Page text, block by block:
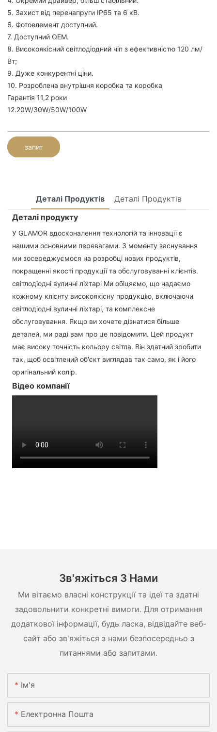
5. Захист від перенапруги IP65 та 6 кВ.
6. Фотоелемент доступний.
7. Доступний OEM.
8. Високоякісний світлодіодний чіп з ефективністю 120 лм/
Вт;
9. Дуже конкурентні ціни.
10. Розроблена внутрішня коробка та коробка
Гарантія 11,2 роки
12.20W/30W/50W/100W
запит
Деталі Продуктів
Деталі Продуктів
Деталі продукту
У GLAMOR вдосконалення технологій та інновації є
нашими основними перевагами. З моменту заснування
ми зосереджуємося на розробці нових продуктів,
покращенні якості продукції та обслуговуванні клієнтів.
світлодіодні вуличні ліхтарі Ми обіцяємо, що надаємо
кожному клієнту високоякісну продукцію, включаючи
світлодіодні вуличні ліхтарі, та комплексне
обслуговування. Якщо ви хочете дізнатися більше
деталей, ми раді вам про це повідомити. Цей продукт
має високу точність кольору світла. Він здатний зробити
так, щоб освітлений об'єкт виглядав так само, як і його
оригінальний колір.
Відео компанії
Зв'яжіться З Нами
Ми вітаємо власні конструкції та ідеї та здатні
задовольнити конкретні вимоги. Для отримання
додаткової інформації, будь ласка, відвідайте веб-
сайт або зв'яжіться з нами безпосередньо з
питаннями або запитами.
Ім'я
Електронна Пошта